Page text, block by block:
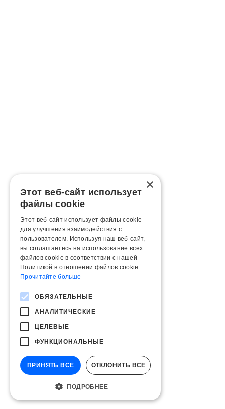
×
Этот веб-сайт использует
файлы cookie
Этот веб-сайт использует файлы cookie
для улучшения взаимодействия с
пользователем. Используя наш веб-сайт,
вы соглашаетесь на использование всех
файлов cookie в соответствии с нашей
Политикой в ​​отношении файлов cookie.
Прочитайте больше
ОБЯЗАТЕЛЬНЫЕ
АНАЛИТИЧЕСКИЕ
ЦЕЛЕВЫЕ
ФУНКЦИОНАЛЬНЫЕ
ПРИНЯТЬ ВСЕ ОТКЛОНИТЬ ВСЕ
ПОДРОБНЕЕ